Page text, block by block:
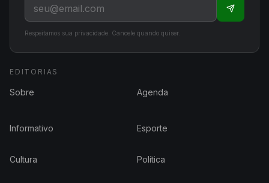
Respeitamos sua privacidade. Cancele quando quiser.
EDITORIAS
Sobre Agenda
Informativo Esporte
Cultura Política